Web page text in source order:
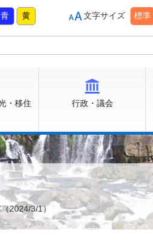
青 黄 文字サイズ 標準
・移住
行政・議会
2024/3/1）